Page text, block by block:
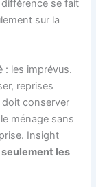
se fait
sur la
: les imprévus.
reprises
conserver
ménage sans
Insight
les